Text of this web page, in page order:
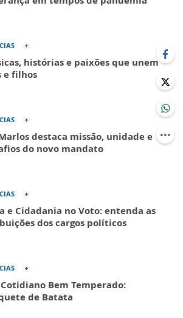
histórias e paixões que unem
e filhos
destaca missão, unidade e
do novo mandato
e Cidadania no Voto: entenda as
dos cargos políticos
Bem Temperado:
de Batata